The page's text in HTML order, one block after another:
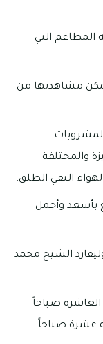
التي
يمكن مشاهدتها من
والمختلفة
النقي الطلق.
بأسعد وأجمل
الشيخ محمد
صباحاً
عشرة صباحاً.